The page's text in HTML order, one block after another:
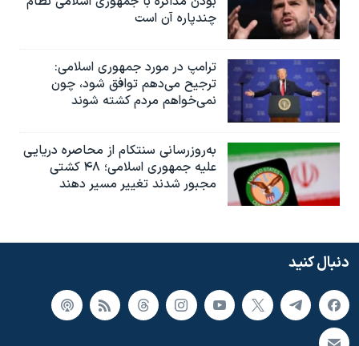
چندپاره آن است
ترامپ در مورد جمهوری اسلامی:
ترجیح می‌دهم توافق شود، چون
نمی‌خواهم مردم کشته شوند
به‌روزرسانی سنتکام از محاصره دریایی
علیه جمهوری اسلامی؛ ۴۸ کشتی
مجبور شدند تغییر مسیر دهند
دنبال کنید